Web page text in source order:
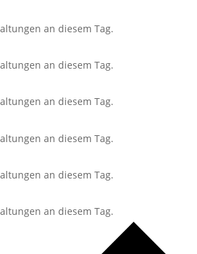
an diesem Tag.
an diesem Tag.
an diesem Tag.
an diesem Tag.
an diesem Tag.
an diesem Tag.